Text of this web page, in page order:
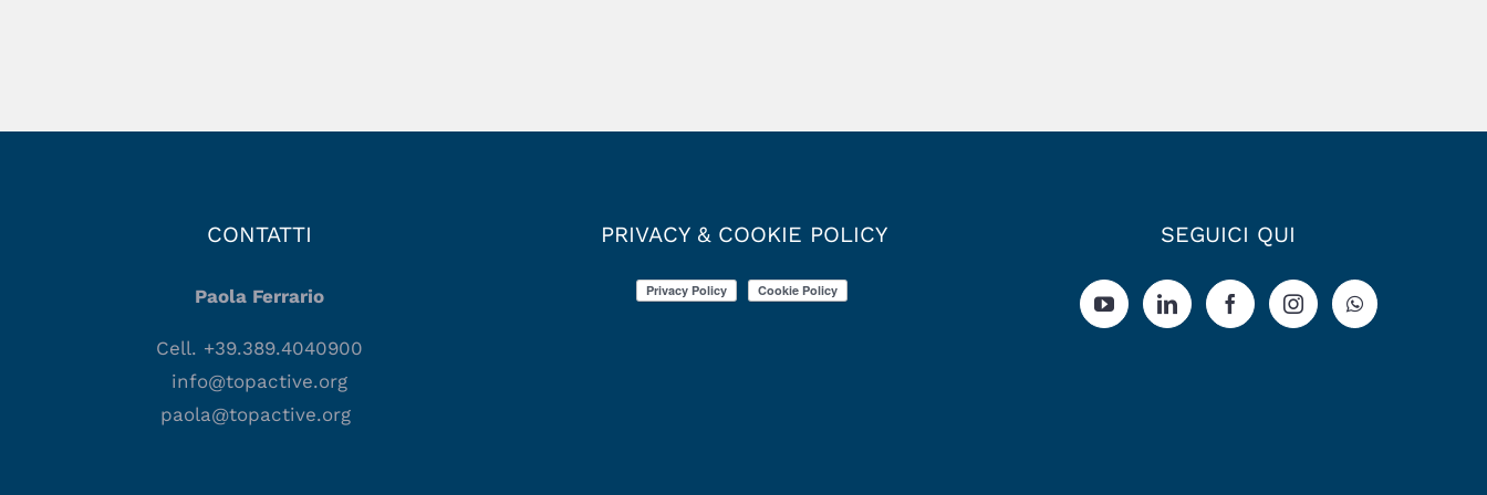
CONTATTI
Paola Ferrario
Cell. +39.389.4040900
info@topactive.org
paola@topactive.org
PRIVACY & COOKIE POLICY SEGUICI QUI